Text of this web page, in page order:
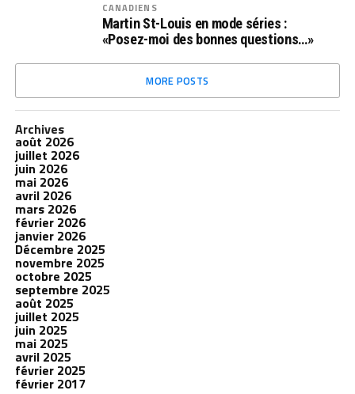
CANADIENS
Martin St-Louis en mode séries :
«Posez-moi des bonnes questions…»
MORE POSTS
Archives
août 2026
juillet 2026
juin 2026
mai 2026
avril 2026
mars 2026
février 2026
janvier 2026
Décembre 2025
novembre 2025
octobre 2025
septembre 2025
août 2025
juillet 2025
juin 2025
mai 2025
avril 2025
février 2025
février 2017